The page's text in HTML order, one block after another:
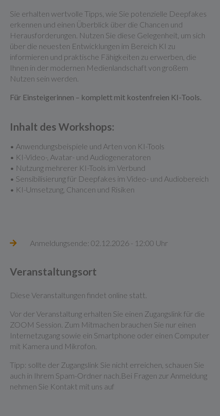
Sie erhalten wertvolle Tipps, wie Sie potenzielle Deepfakes
erkennen und einen Überblick über die Chancen und
Herausforderungen. Nutzen Sie diese Gelegenheit, um sich
über die neuesten Entwicklungen im Bereich KI zu
informieren und praktische Fähigkeiten zu erwerben, die
Ihnen in der modernen Medienlandschaft von großem
Nutzen sein werden.
Für Einsteigerinnen – komplett mit kostenfreien KI-Tools.
Inhalt des Workshops:
• Anwendungsbeispiele und Arten von KI-Tools
• KI-Video-, Avatar- und Audiogeneratoren
• Nutzung mehrerer KI-Tools im Verbund
• Sensibilisierung für Deepfakes im Video- und Audiobereich
• KI-Umsetzung, Chancen und Risiken
Anmeldungsende: 02.12.2026 - 12:00 Uhr
Veranstaltungsort
Diese Veranstaltungen findet online statt.
Vor der Veranstaltung erhalten Sie einen Zugangslink für die
ZOOM Session. Zum Mitmachen brauchen Sie nur einen
Internetzugang sowie ein Smartphone oder einen Computer
mit Kamera und Mikrofon.
Tipp: sollte der Zugangslink Sie nicht erreichen, schauen Sie
auch in Ihrem Spam-Ordner nach.Bei Fragen zur Anmeldung
nehmen Sie Kontakt mit uns auf